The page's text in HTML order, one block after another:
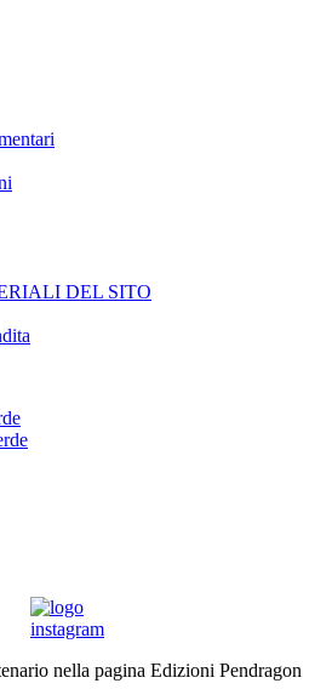
DEL SITO
nella pagina Edizioni Pendragon